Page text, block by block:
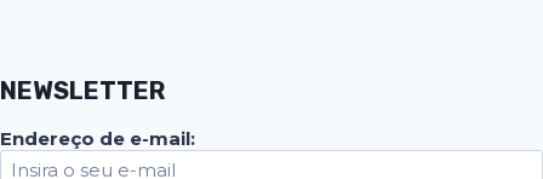
NEWSLETTER
Endereço de e-mail: